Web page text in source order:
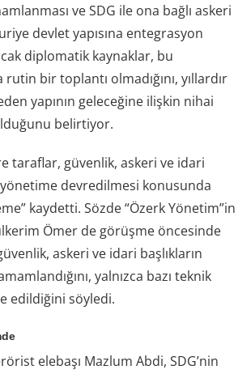
ve SDG ile ona bağlı askeri
devlet yapısına entegrasyon
diplomatik kaynaklar, bu
bir toplantı olmadığını, yıllardır
yapının geleceğine ilişkin nihai
belirtiyor.
taraflar, güvenlik, askeri ve idari
devredilmesi konusunda
kaydetti. Sözde “Özerk Yönetim”in
Ömer de görüşme öncesinde
askeri ve idari başlıkların
yalnızca bazı teknik
edildiğini söyledi.
elebaşı Mazlum Abdi, SDG’nin